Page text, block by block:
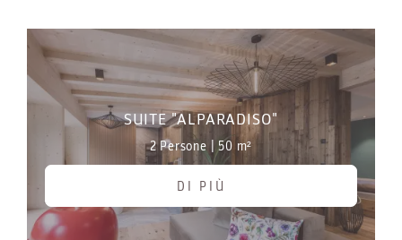
SUITE "ALPARADISO"
2 Persone |50 m²
DI PIÙ